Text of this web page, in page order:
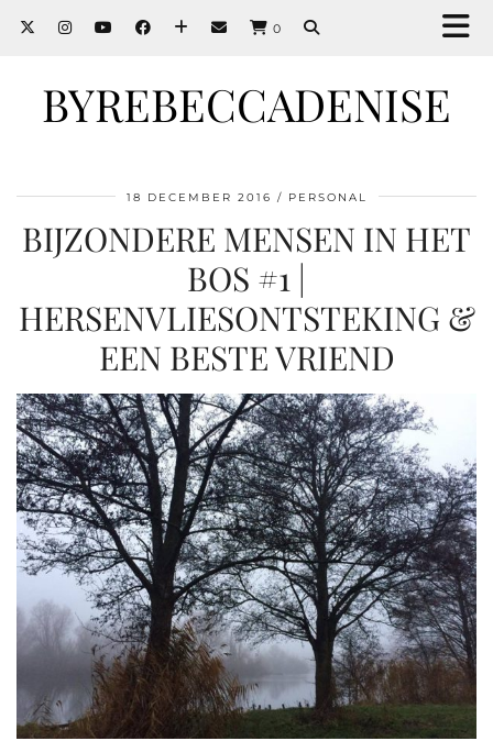
0
BYREBECCADENISE
18 DECEMBER 2016 PERSONAL
BIJZONDERE MENSEN IN HET
BOS #1 |
HERSENVLIESONTSTEKING &
EEN BESTE VRIEND